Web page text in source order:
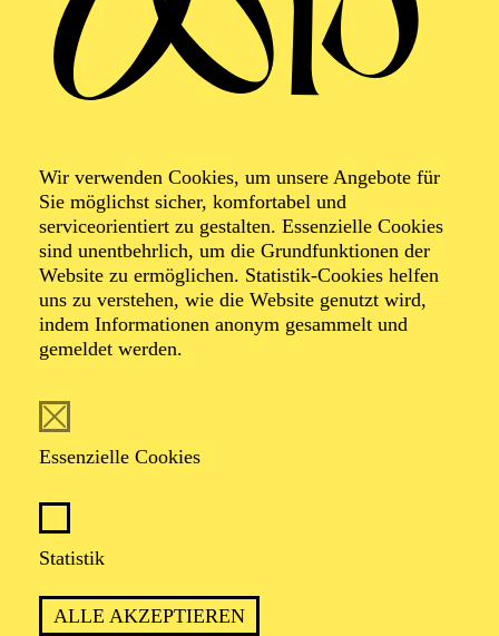
Wir verwenden Cookies, um unsere Angebote für
Sie möglichst sicher, komfortabel und
serviceorientiert zu gestalten. Essenzielle Cookies
sind unentbehrlich, um die Grundfunktionen der
Website zu ermöglichen. Statistik-Cookies helfen
uns zu verstehen, wie die Website genutzt wird,
indem Informationen anonym gesammelt und
gemeldet werden.
Essenzielle Cookies
Statistik
ALLE AKZEPTIEREN
Foto: Johan Sandberg
Kieren Bofinger
und aufgewachsen und begann im Alter von drei Jahren